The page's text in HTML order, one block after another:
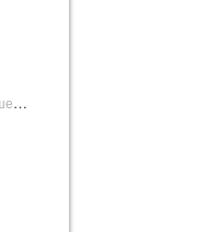
В Соль-Илецке несовершеннолетний пешеход попал под колеса автомобиля | Новости Соль-Илецка